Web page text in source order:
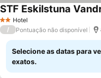
2 Estrelas
Hotel
STF Eskilstuna
/ Pontuação não disponível
Selecione as datas para
exatos.